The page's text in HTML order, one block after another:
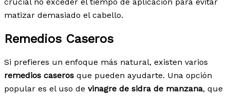
matizar demasiado el cabello.
Remedios Caseros
Si prefieres un enfoque más natural, existen varios
remedios caseros que pueden ayudarte. Una opción
popular es el uso de vinagre de sidra de manzana, que